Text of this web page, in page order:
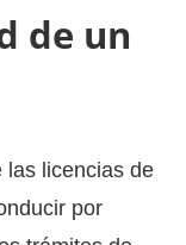
de un
las licencias de
por